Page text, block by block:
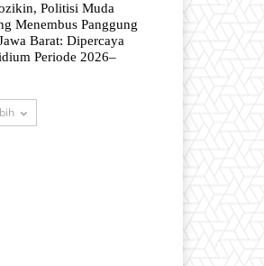
Politisi Muda
Menembus Panggung
Barat: Dipercaya
Periode 2026–